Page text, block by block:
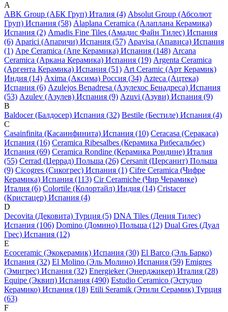
A
ABK Group (АБК Груп) Италия (4) Absolut Group (Абсолют
Груп) Испания (58) Alaplana Ceramica (Алаплана Керамика)
Испания (2) Amadis Fine Tiles (Амадис Файн Тилес) Испания
(6) Aparici (Апаричи) Испания (57) Apavisa (Апависа) Испания
(1) Ape Ceramica (Апе Керамика) Испания (148) Arcana
Ceramica (Аркана Керамика) Испания (19) Argenta Ceramica
(Аргента Керамика) Испания (51) Art Ceramic (Арт Керамик)
Индия (14) Axima (Аксима) Россия (34) Azteca (Ацтека)
Испания (6) Azulejos Benadresa (Азулехос Бенадреса) Испания
(53) Azulev (Азулев) Испания (9) Azuvi (Азуви) Испания (9)
B
Baldocer (Балдосер) Испания (32) Bestile (Бестиле) Испания (4)
C
Casainfinita (Касаинфинита) Испания (10) Ceracasa (Серакаса)
Испания (16) Ceramica Ribesalbes (Керамика Рибесальбес)
Испания (69) Ceramica Rondine (Керамика Рондине) Италия
(55) Cerrad (Церрад) Польша (26) Cersanit (Церсанит) Польша
(9) Cicogres (Сикогрес) Испания (1) Cifre Ceramica (Чифре
Керамика) Испания (113) Cir Ceramiche (Чир Черамике)
Италия (6) Colortile (Колортайл) Индия (14) Cristacer
(Кристацер) Испания (4)
D
Decovita (Дековита) Турция (5) DNA Tiles (Дения Тилес)
Испания (106) Domino (Домино) Польша (12) Dual Gres (Дуал
Грес) Испания (12)
E
Ecoceramic (Экокерамик) Испания (30) El Barco (Эль Барко)
Испания (32) El Molino (Эль Молино) Испания (59) Emigres
(Эмигрес) Испания (32) Energieker (Энерджикер) Италия (28)
Equipe (Эквип) Испания (490) Estudio Ceramico (Эстудио
Керамико) Испания (18) Etili Seramik (Этили Серамик) Турция
(63)
F